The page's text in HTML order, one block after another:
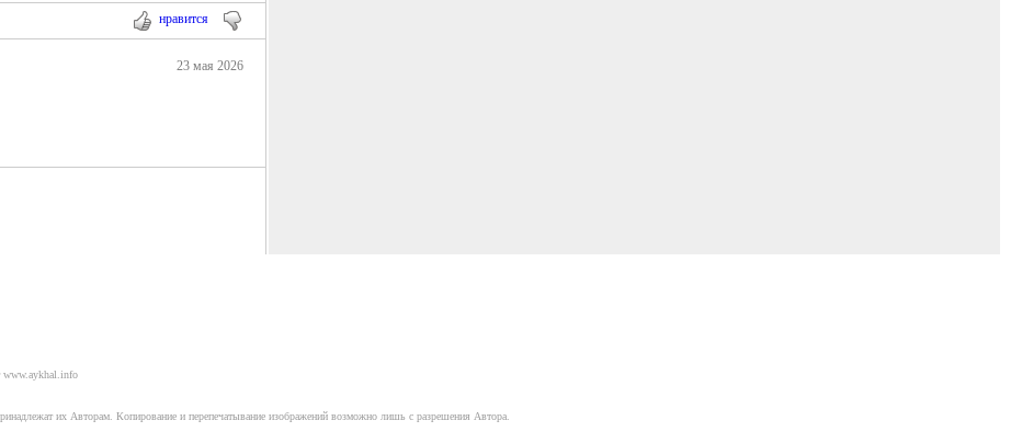
нравится
23 мая 2026
www.aykhal.info
их Авторам. Копирование и перепечатывание изображений возможно лишь с разрешения Автора.